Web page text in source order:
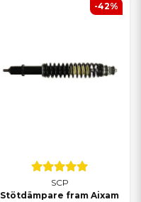
SCP
Stötdämpare fram Aixam
-42%